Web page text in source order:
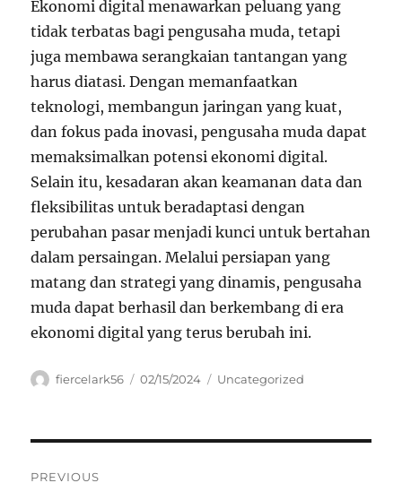
Ekonomi digital menawarkan peluang yang
tidak terbatas bagi pengusaha muda, tetapi
juga membawa serangkaian tantangan yang
harus diatasi. Dengan memanfaatkan
teknologi, membangun jaringan yang kuat,
dan fokus pada inovasi, pengusaha muda dapat
memaksimalkan potensi ekonomi digital.
Selain itu, kesadaran akan keamanan data dan
fleksibilitas untuk beradaptasi dengan
perubahan pasar menjadi kunci untuk bertahan
dalam persaingan. Melalui persiapan yang
matang dan strategi yang dinamis, pengusaha
muda dapat berhasil dan berkembang di era
ekonomi digital yang terus berubah ini.
Author
fiercelark56
Posted
02/15/2024 Categories
Uncategorized
PREVIOUS